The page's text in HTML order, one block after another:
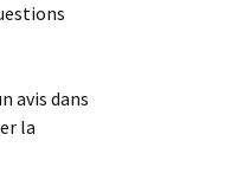
avis dans
la